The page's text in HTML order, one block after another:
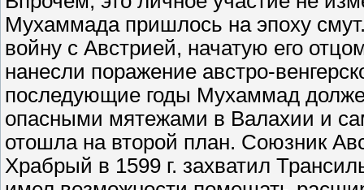
Мухаммада пришлось на эпоху
войну с Австрией, начатую его
нанесли поражение австро-
последующие годы Мухаммад
опасными мятежами в Валахии и
отошла на второй план. Союзник
Храбрый в 1599 г. захватил